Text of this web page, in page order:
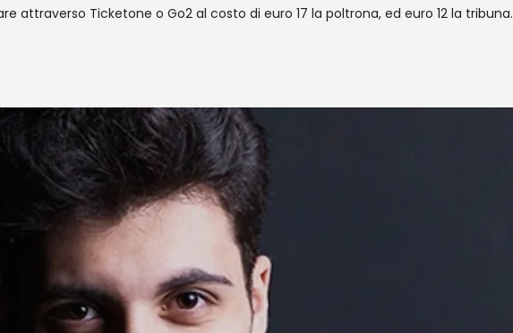
attraverso Ticketone o Go2 al costo di euro 17 la poltrona, ed euro 12 la tribuna.